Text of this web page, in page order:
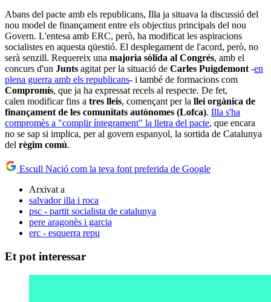
Abans del pacte amb els republicans, Illa ja situava la discussió del
nou model de finançament entre els objectius principals del nou
Govern. L'entesa amb ERC, però, ha modificat les aspiracions
socialistes en aquesta qüestió. El desplegament de l'acord, però, no
serà senzill. Requereix una majoria sòlida al Congrés, amb el
concurs d'un Junts agitat per la situació de Carles Puigdemont-en
plena guerra amb els republicans- i també de formacions com
Compromís, que ja ha expressat recels al respecte. De fet,
calen modificar fins a tres lleis, començant per la llei orgànica de
finançament de les comunitats autònomes (Lofca). Illa s'ha
compromès a "complir íntegrament" la lletra del pacte, que encara
no se sap si implica, per al govern espanyol, la sortida de Catalunya
del règim comú.
Escull Nació com la teva font preferida de Google
Arxivat a
salvador illa i roca
psc - partit socialista de catalunya
pere aragonès i garcia
erc - esquerra repu
Et pot interessar